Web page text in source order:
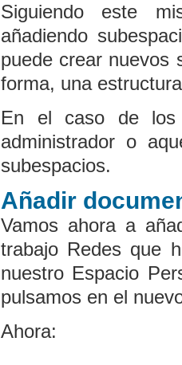
Siguiendo este
añadiendo
puede crear nuevos
forma, una
En el caso de los
administrador o
subespacios.
Añadir
Vamos ahora a
trabajo Redes que
nuestro Espacio
pulsamos en el
Ahora: